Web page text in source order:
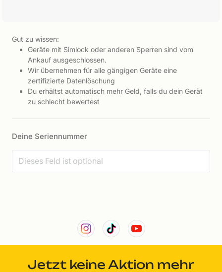
Gut zu wissen:
Geräte mit Simlock oder anderen Sperren sind vom
Ankauf ausgeschlossen.
Wir übernehmen für alle gängigen Geräte eine
zertifizierte Datenlöschung
Du erhältst automatisch mehr Geld, falls du dein Gerät
zu schlecht bewertest
Deine Seriennummer
Jetzt keine Aktion mehr